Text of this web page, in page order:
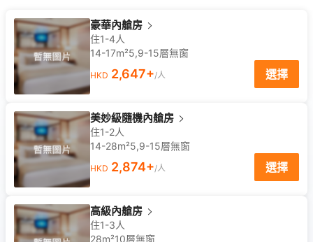
豪華內艙房
住1-4人
14-17m²5,9-15層無窗
HKD 2,647+/人 選擇
美妙級隨機內艙房
住1-2人
14-28m²5,9-15層無窗
HKD 2,874+/人 選擇
高級內艙房
住1-3人
28m²10層無窗